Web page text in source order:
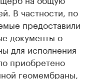
В частности, по
предоставили
документы о
для исполнения
приобретено
геомембраны,